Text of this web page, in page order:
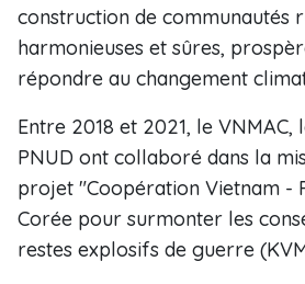
construction de communautés
harmonieuses et sûres,
répondre au changement
Entre 2018 et 2021, le VNMAC,
PNUD ont collaboré dans la
projet "Coopération Vietnam -
Corée pour surmonter les
restes explosifs de guerre